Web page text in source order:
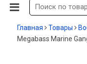
Главная Товары
Megabass Marine